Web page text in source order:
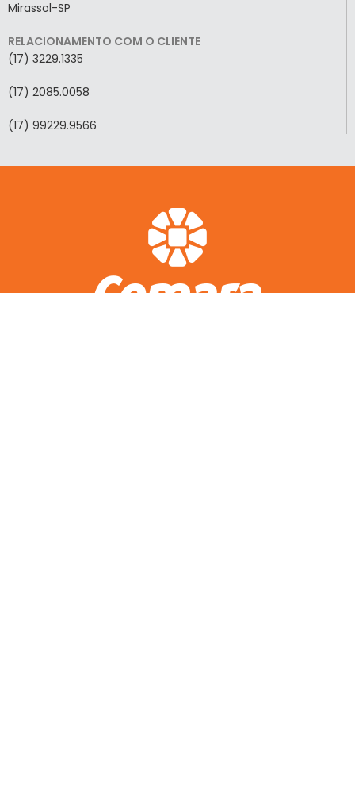
Mirassol-SP
RELACIONAMENTO COM O CLIENTE
(17) 3229.1335
(17) 2085.0058
(17) 99229.9566